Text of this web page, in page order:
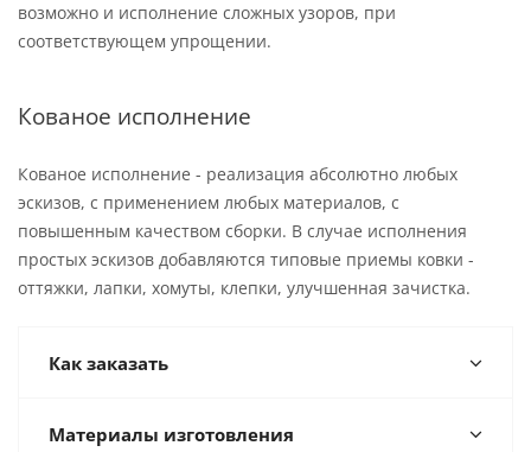
возможно и исполнение сложных узоров, при
соответствующем упрощении.
Кованое исполнение
Кованое исполнение - реализация абсолютно любых
эскизов, с применением любых материалов, с
повышенным качеством сборки. В случае исполнения
простых эскизов добавляются типовые приемы ковки -
оттяжки, лапки, хомуты, клепки, улучшенная зачистка.
Как заказать
Материалы изготовления